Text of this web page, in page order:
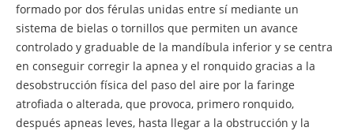
formado por dos férulas unidas entre sí mediante un
sistema de bielas o tornillos que permiten un avance
controlado y graduable de la mandíbula inferior y se centra
en conseguir corregir la apnea y el ronquido gracias a la
desobstrucción física del paso del aire por la faringe
atrofiada o alterada, que provoca, primero ronquido,
después apneas leves, hasta llegar a la obstrucción y la